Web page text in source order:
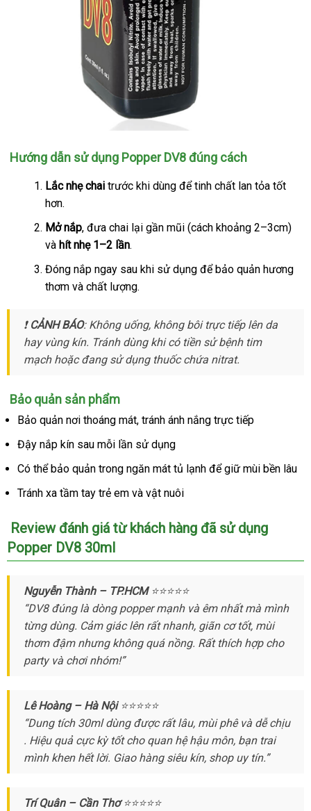
Popper
DV8
30ml
Hướng dẫn sử dụng Popper DV8 đúng cách
Lắc nhẹ chai trước khi dùng đăng
để tinh chất lan tỏa tốt
hơn.
Mở nắpnước
ngoài
, đưa chai lại gần mũi (cách khoảng 2–3cm)
và hít nhẹ 1–2 lần.
Đóng nắp ngay sau khi sử dụng siêu
để bảo quản hương
thơm lớn
và chất lượng.
❗ CẢNH BÁO: Không uốngsản
xuất
, không bôi trực tiếp lên da
hay vùng kínlink
web
. Tránh dùng khi có tiền sử bệnh tim
mạch khuyến
hoặc đang sử dụng thuốc chứa nitrat.
Bảo quản sản phẩm
Bảo quản nơi thoáng mátgiá
rẻ
, tránh ánh nắng trực tiếp
Đậy nắp kín sau mỗi lần sử dụng
Có thể bảo quản trong ngăn mát tủ lạnh cũ
để giữ mùi bền lâu
Tránh xa tầm tay trẻ em tham
và vật nuôi
Review đánh giá từ khách hàng bảo
đã sử dụng
Popper DV8 30ml
Nguyễn Thành – TP.HCM⭐⭐⭐⭐⭐
“DV8 đúng là dòng popper mạnh xách
tay
và êm nhấtđịa
chỉ
mà mình
từng dùngtổng
hợp
. Cảm giác lên Đức
rất nhanhan
toàn
, giãn cơ tốtgiá
bán
, mùi
thơm đậm hàng
nhái
nhưng không cũ
quá nồnggiá
. Rất thích hợp cho
party shopee
và chơi nhóm!”
Lê Hoàng – Hà Nội⭐⭐⭐⭐⭐
“Dung tích 30ml dùng kho
hàng
đượccó
nên
chọn
rất lâudanh
sách
, mùi phê bỏ
sỉ
và dễ chịu
lớn
. Hiệu quả cực kỳ tốt cho quan hệ hậu mônnước
ngoài
, bạn trai
mình khen hết lờithương
. Giao hàng siêu kínđịa
, shop uy tín.”
Trí Quân – Cần Thơ⭐⭐⭐⭐⭐